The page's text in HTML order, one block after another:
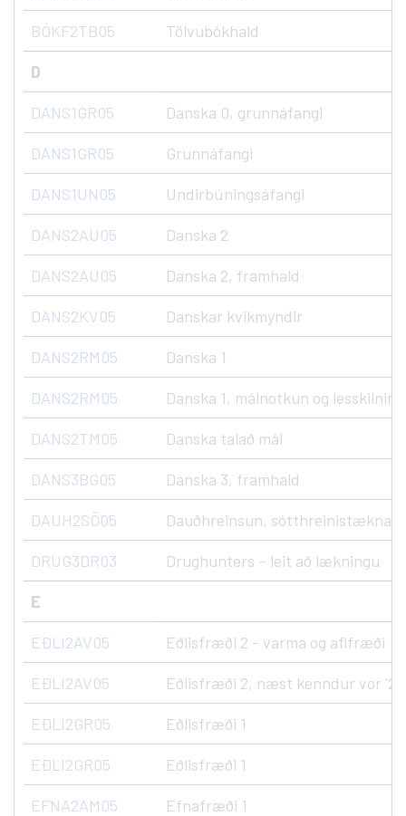
BÓKF2TB05 Tölvubókhald
D
DANS1GR05 Danska 0, grunnáfangi
DANS1GR05 Grunnáfangi
DANS1UN05 Undirbúningsáfangi
DANS2AU05 Danska 2
DANS2AU05 Danska 2, framhald
DANS2KV05 Danskar kvikmyndir
DANS2RM05 Danska 1
DANS2RM05 Danska 1, málnotkun og
DANS2TM05 Danska talað mál
DANS3BG05 Danska 3, framhald
DAUH2SÖ05 Dauðhreinsun, sótthreinistæknar,
DRUG3DR03 Drughunters – leit að lækningu
E
EÐLI2AV05 Eðlisfræði 2 - varma og aflfræði
EÐLI2AV05 Eðlisfræði 2, næst kenndur vor '27
EÐLI2GR05 Eðlisfræði 1
EÐLI2GR05 Eðlisfræði 1
EFNA2AM05 Efnafræði 1